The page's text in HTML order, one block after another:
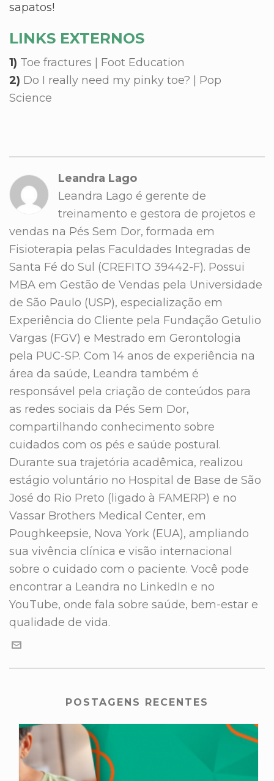
sapatos!
LINKS EXTERNOS
1) Toe fractures | Foot Education
2) Do I really need my pinky toe? | Pop
Science
Leandra Lago
Leandra Lago é gerente de
treinamento e gestora de projetos e
vendas na Pés Sem Dor, formada em
Fisioterapia pelas Faculdades Integradas de
Santa Fé do Sul (CREFITO 39442-F). Possui
MBA em Gestão de Vendas pela Universidade
de São Paulo (USP), especialização em
Experiência do Cliente pela Fundação Getulio
Vargas (FGV) e Mestrado em Gerontologia
pela PUC-SP. Com 14 anos de experiência na
área da saúde, Leandra também é
responsável pela criação de conteúdos para
as redes sociais da Pés Sem Dor,
compartilhando conhecimento sobre
cuidados com os pés e saúde postural.
Durante sua trajetória acadêmica, realizou
estágio voluntário no Hospital de Base de São
José do Rio Preto (ligado à FAMERP) e no
Vassar Brothers Medical Center, em
Poughkeepsie, Nova York (EUA), ampliando
sua vivência clínica e visão internacional
sobre o cuidado com o paciente. Você pode
encontrar a Leandra no LinkedIn e no
YouTube, onde fala sobre saúde, bem-estar e
qualidade de vida.
POSTAGENS RECENTES